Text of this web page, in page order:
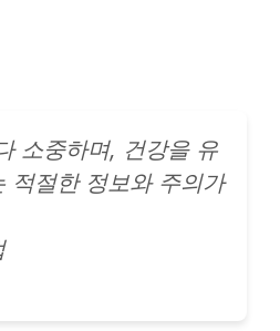
소중하며, 건강을 유
적절한 정보와 주의가